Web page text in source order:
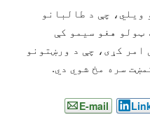
ویلي، چې د طالبانو
ټولو هغو سیمو کې
امر کړی، چې د ورښتونو
سره مخ شوي دي.
E-mail